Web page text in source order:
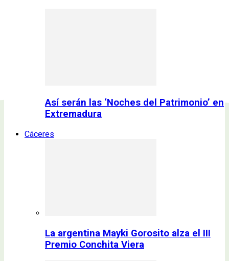
Así serán las ‘Noches del Patrimonio’ en
Extremadura
Cáceres
La argentina Mayki Gorosito alza el III
Premio Conchita Viera